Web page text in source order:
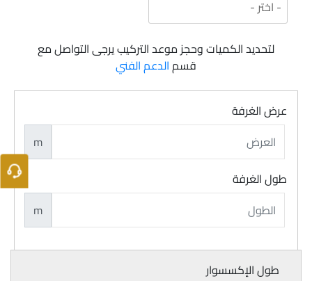
لتحديد الكميات وحجز موعد التركيب يرجى التواصل مع
قسمالدعم الفني
عرض الغرفة
m
طول الغرفة
m
طول الإكسسوار